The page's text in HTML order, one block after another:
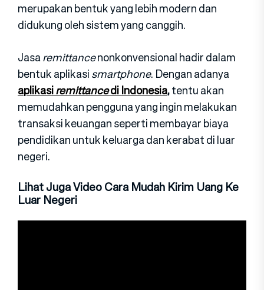
merupakan bentuk yang lebih modern dan
didukung oleh sistem yang canggih.
Jasaremittancenonkonvensional hadir dalam
bentuk aplikasismartphone. Dengan adanya
aplikasiremittancedi Indonesia,tentu akan
memudahkan pengguna yang ingin melakukan
transaksi keuangan seperti membayar biaya
pendidikan untuk keluarga dan kerabat di luar
negeri.
Lihat Juga Video Cara Mudah Kirim Uang Ke
Luar Negeri